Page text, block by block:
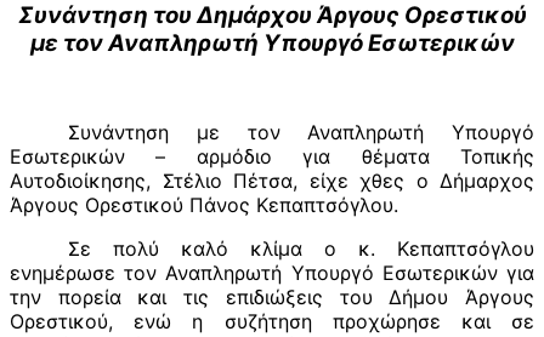
Συνάντηση του Δημάρχου Άργους Ορεστικού
με τον Αναπληρωτή Υπουργό Εσωτερικών
Συνάντηση με τον Αναπληρωτή Υπουργό
Εσωτερικών – αρμόδιο για θέματα Τοπικής
Αυτοδιοίκησης, Στέλιο Πέτσα, είχε χθες ο Δήμαρχος
Άργους Ορεστικού Πάνος Κεπαπτσόγλου.
Σε πολύ καλό κλίμα ο κ. Κεπαπτσόγλου
ενημέρωσε τον Αναπληρωτή Υπουργό Εσωτερικών για
την πορεία και τις επιδιώξεις του Δήμου Άργους
Ορεστικού, ενώ η συζήτηση προχώρησε και σε